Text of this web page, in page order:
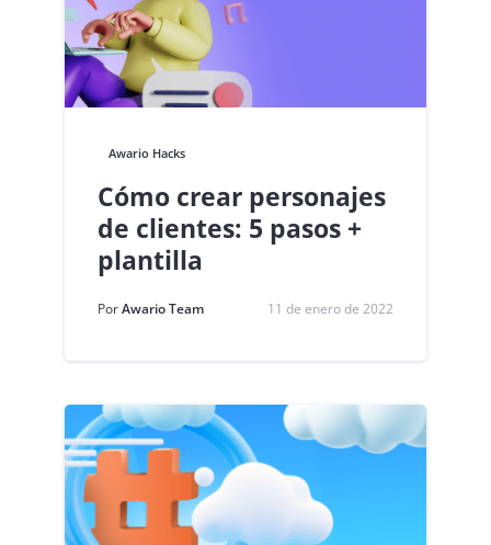
Awario Hacks
Cómo crear personajes
de clientes: 5 pasos +
plantilla
PorAwario Team 11 de enero de 2022